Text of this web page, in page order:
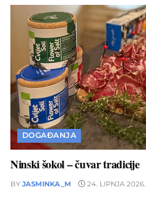
DOGAĐANJA
Ninski šokol – čuvar tradicije
BY JASMINKA_M 24. LIPNJA 2026.